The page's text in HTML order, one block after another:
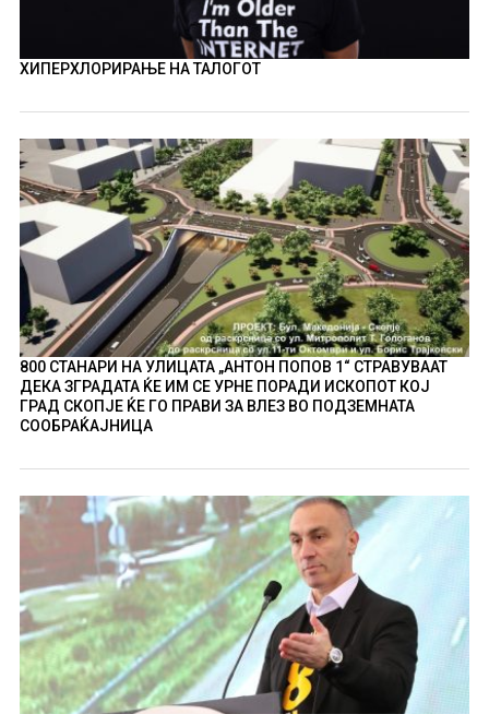
ХИПЕРХЛОРИРАЊЕ НА ТАЛОГОТ
800 СТАНАРИ НА УЛИЦАТА „АНТОН ПОПОВ 1“ СТРАВУВААТ
ДЕКА ЗГРАДАТА ЌЕ ИМ СЕ УРНЕ ПОРАДИ ИСКОПОТ КОЈ
ГРАД СКОПЈЕ ЌЕ ГО ПРАВИ ЗА ВЛЕЗ ВО ПОДЗЕМНАТА
СООБРАЌАЈНИЦА